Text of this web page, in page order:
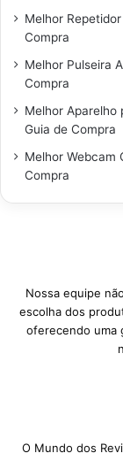
Melhor
Compra
Melhor Pulseira
Compra
Melhor Aparelho
Guia de Compra
Melhor Webcam
Compra
Nossa equipe
escolha dos
oferecendo uma
O Mundo dos